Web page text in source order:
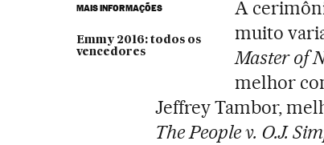
MAIS INFORMAÇÕES
Emmy 2016: todos os
vencedores
A
muito
Master of
melhor
Jeffrey Tambor,
The People v. O.J.